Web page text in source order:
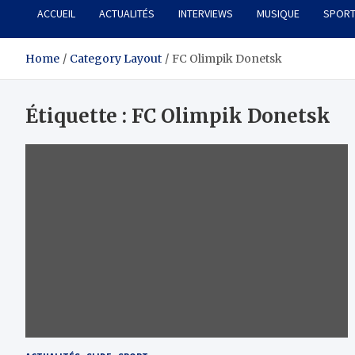
ACCUEIL ACTUALITÉS INTERVIEWS MUSIQUE SPORT
Home Category Layout FC Olimpik Donetsk
Étiquette : FC Olimpik Donetsk